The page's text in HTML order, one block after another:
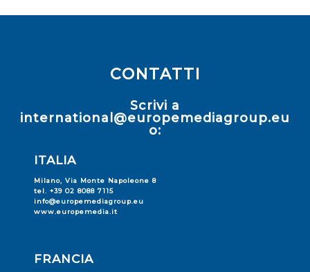
CONTATTI
Scrivi a
international@europemediagroup.eu
o:
ITALIA
Milano, Via Monte Napoleone 8
tel. +39 02 8088 7115
info@europemediagroup.eu
www.europemedia.it
FRANCIA